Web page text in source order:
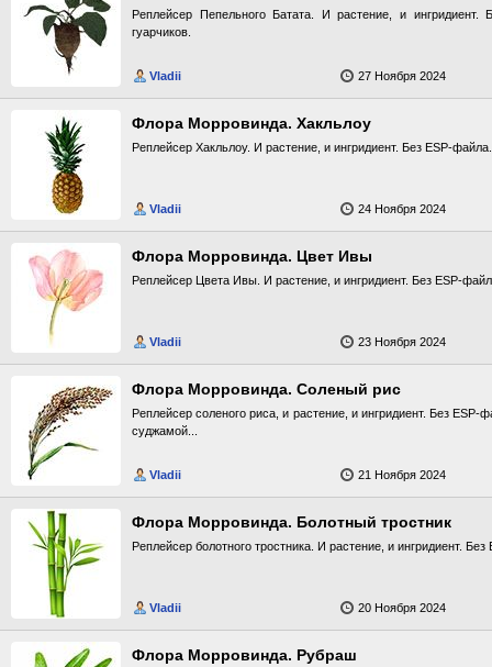
Реплейсер Пепельного Батата. И растение, и ингридиент.
гуарчиков.
Vladii 27 Ноября 2024
Флора Морровинда. Хакльлоу
Реплейсер Хакльлоу. И растение, и ингридиент. Без ESP-
Vladii 24 Ноября 2024
Флора Морровинда. Цвет Ивы
Реплейсер Цвета Ивы. И растение, и ингридиент. Без ESP-
Vladii 23 Ноября 2024
Флора Морровинда. Соленый рис
Реплейсер соленого риса, и растение, и ингридиент. Без
суджамой...
Vladii 21 Ноября 2024
Флора Морровинда. Болотный тростник
Реплейсер болотного тростника. И растение, и ингридиент.
Vladii 20 Ноября 2024
Флора Морровинда. Рубраш